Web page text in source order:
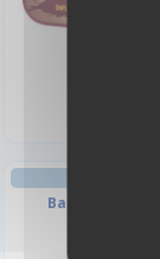
Bang! Le Jeu